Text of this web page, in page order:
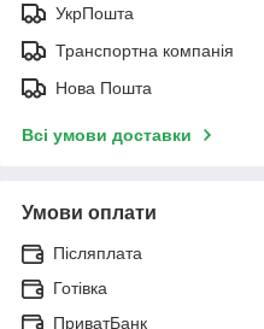
УкрПошта
Транспортна компанія
Нова Пошта
Всі умови доставки
Умови оплати
Післяплата
Готівка
ПриватБанк